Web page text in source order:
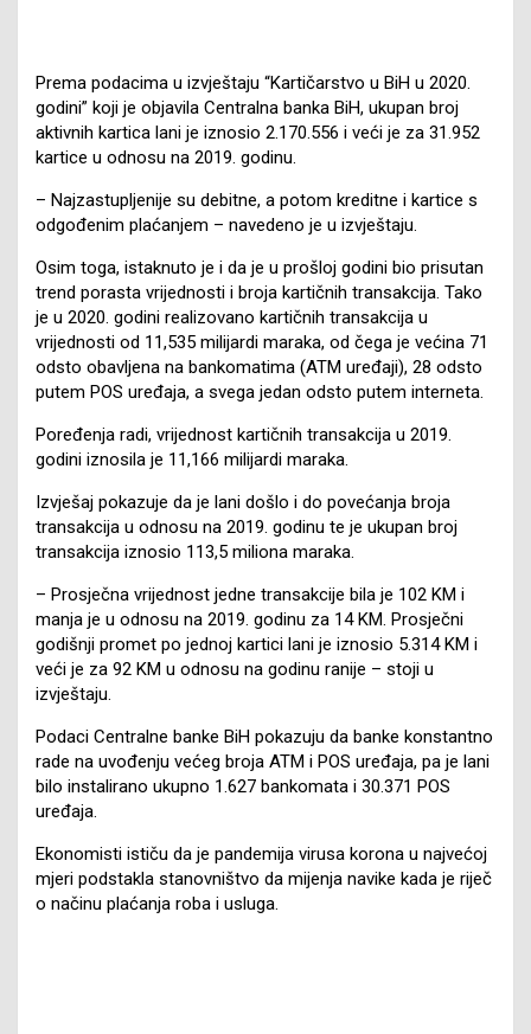
Prema podacima u izvještaju “Kartičarstvo u BiH u 2020.
godini” koji je objavila Centralna banka BiH, ukupan broj
aktivnih kartica lani je iznosio 2.170.556 i veći je za 31.952
kartice u odnosu na 2019. godinu.
– Najzastupljenije su debitne, a potom kreditne i kartice s
odgođenim plaćanjem – navedeno je u izvještaju.
Osim toga, istaknuto je i da je u prošloj godini bio prisutan
trend porasta vrijednosti i broja kartičnih transakcija. Tako
je u 2020. godini realizovano kartičnih transakcija u
vrijednosti od 11,535 milijardi maraka, od čega je većina 71
odsto obavljena na bankomatima (ATM uređaji), 28 odsto
putem POS uređaja, a svega jedan odsto putem interneta.
Poređenja radi, vrijednost kartičnih transakcija u 2019.
godini iznosila je 11,166 milijardi maraka.
Izvješaj pokazuje da je lani došlo i do povećanja broja
transakcija u odnosu na 2019. godinu te je ukupan broj
transakcija iznosio 113,5 miliona maraka.
– Prosječna vrijednost jedne transakcije bila je 102 KM i
manja je u odnosu na 2019. godinu za 14 KM. Prosječni
godišnji promet po jednoj kartici lani je iznosio 5.314 KM i
veći je za 92 KM u odnosu na godinu ranije – stoji u
izvještaju.
Podaci Centralne banke BiH pokazuju da banke konstantno
rade na uvođenju većeg broja ATM i POS uređaja, pa je lani
bilo instalirano ukupno 1.627 bankomata i 30.371 POS
uređaja.
Ekonomisti ističu da je pandemija virusa korona u najvećoj
mjeri podstakla stanovništvo da mijenja navike kada je riječ
o načinu plaćanja roba i usluga.